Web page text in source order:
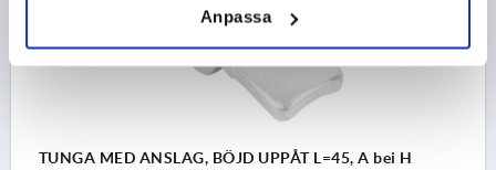
Anpassa
TUNGA MED ANSLAG, BÖJD UPPÅT L=45, A bei H